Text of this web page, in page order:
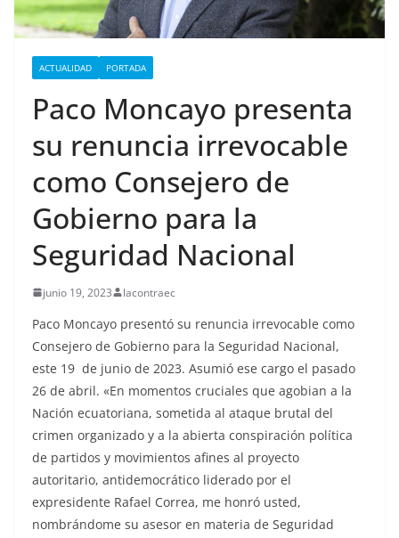
ACTUALIDAD PORTADA
Paco Moncayo presenta
su renuncia irrevocable
como Consejero de
Gobierno para la
Seguridad Nacional
junio 19, 2023 lacontraec
Paco Moncayo presentó su renuncia irrevocable como
Consejero de Gobierno para la Seguridad Nacional,
este 19 de junio de 2023. Asumió ese cargo el pasado
26 de abril. «En momentos cruciales que agobian a la
Nación ecuatoriana, sometida al ataque brutal del
crimen organizado y a la abierta conspiración política
de partidos y movimientos afines al proyecto
autoritario, antidemocrático liderado por el
expresidente Rafael Correa, me honró usted,
nombrándome su asesor en materia de Seguridad